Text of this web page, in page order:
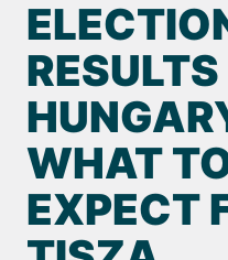
RESULTS
WHAT
EXPECT